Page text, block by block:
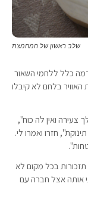
שלב ראשון של המחמצת
כלל ללחמי השאור
האוויר בלחם לא קיבלו
ואין לה כוח",
חזרו ואמרו לי.
בכל מקום לא
אותה אצל חברה עם